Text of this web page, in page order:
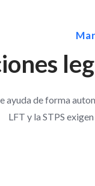
ayuda de forma
LFT y la STPS